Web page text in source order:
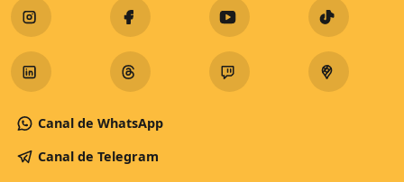
Canal de WhatsApp
Canal de Telegram